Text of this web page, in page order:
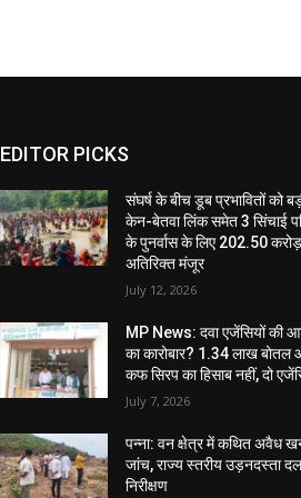
EDITOR PICKS
संघर्ष के बीच डूब प्रभावितों को
केन-बेतवा लिंक समेत 3 सिंचाई
के पुनर्वास के लिए 202.50
अतिरिक्त मंजूर
July 12, 2026
MP News: दवा एजेंसियों की
का कारोबार? 1.34 लाख
कफ सिरप का हिसाब नहीं, दो
July 7, 2026
पन्ना: वन क्षेत्र में कथित अवैध
जांच, राज्य स्तरीय उड़नदस्ता
निरीक्षण